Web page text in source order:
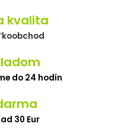
kvalita
do 24 hodín
30 Eur